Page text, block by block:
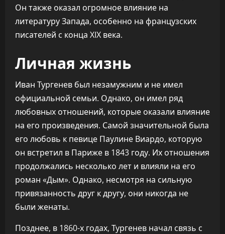
Он также оказал огромное влияние на
литературу Запада, особенно на французских
писателей с конца XIX века.
Личная жизнь
Иван Тургенев был незамужним и не имел
официальной семьи. Однако, он имел ряд
любовных отношений, которые оказали влияние
на его произведения. Самой значительной была
его любовь к певице Паулине Виардо, которую
он встретил в Париже в 1843 году. Их отношения
продолжались несколько лет и влияли на его
роман «Дым». Однако, несмотря на сильную
привязанность друг к другу, они никогда не
были женаты.
Позднее, в 1860-х годах, Тургенев начал связь с